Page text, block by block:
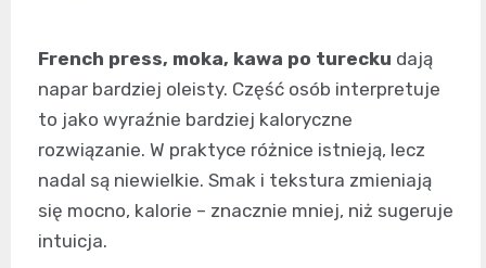
French press, moka, kawa po turecku dają
napar bardziej oleisty. Część osób interpretuje
to jako wyraźnie bardziej kaloryczne
rozwiązanie. W praktyce różnice istnieją, lecz
nadal są niewielkie. Smak i tekstura zmieniają
się mocno, kalorie – znacznie mniej, niż sugeruje
intuicja.